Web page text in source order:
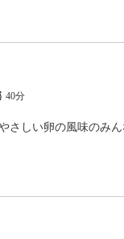
40分
さしい卵の風味のみ